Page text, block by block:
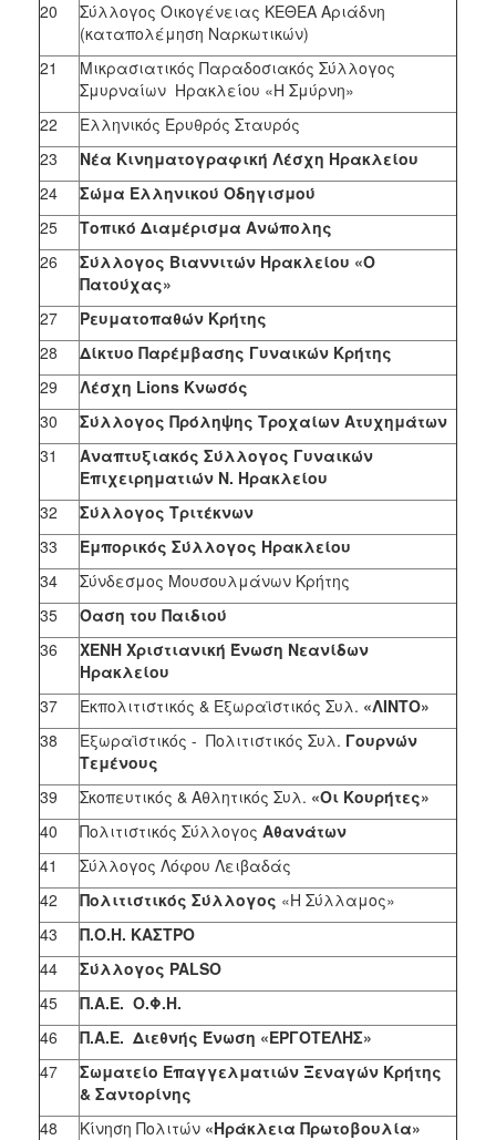
20
Σύλλογος Οικογένειας ΚΕΘΕΑ Αριάδνη
(καταπολέμηση Ναρκωτικών)
21
Μικρασιατικός Παραδοσιακός Σύλλογος
Σμυρναίων Ηρακλείου «Η Σμύρνη»
22
Ελληνικός Ερυθρός Σταυρός
23
Νέα Κινηματογραφική Λέσχη Ηρακλείου
24
Σώμα Ελληνικού Οδηγισμού
25
Τοπικό Διαμέρισμα Ανώπολης
26
Σύλλογος Βιαννιτών Ηρακλείου «Ο
Πατούχας»
27
Ρευματοπαθών Κρήτης
28
Δίκτυο Παρέμβασης Γυναικών Κρήτης
29
Λέσχη Lions Κνωσός
30
Σύλλογος Πρόληψης Τροχαίων Ατυχημάτων
31
Αναπτυξιακός Σύλλογος Γυναικών
Επιχειρηματιών Ν. Ηρακλείου
32
Σύλλογος Τριτέκνων
33
Εμπορικός Σύλλογος Ηρακλείου
34
Σύνδεσμος Μουσουλμάνων Κρήτης
35
Όαση του Παιδιού
36
ΧΕΝΗ Χριστιανική Ένωση Νεανίδων
Ηρακλείου
37
Εκπολιτιστικός & Εξωραϊστικός Συλ. «ΛΙΝΤΟ»
38
Εξωραϊστικός - Πολιτιστικός Συλ. Γουρνών
Τεμένους
39
Σκοπευτικός & Αθλητικός Συλ. «Οι Κουρήτες»
40
Πολιτιστικός Σύλλογος Αθανάτων
41
Σύλλογος Λόφου Λειβαδάς
42
Πολιτιστικός Σύλλογος «Η Σύλλαμος»
43
Π.Ο.Η. ΚΑΣΤΡΟ
44
Σύλλογος PALSO
45
Π.Α.Ε. Ο.Φ.Η.
46
Π.Α.Ε. Διεθνής Ένωση «ΕΡΓΟΤΕΛΗΣ»
47
Σωματείο Επαγγελματιών Ξεναγών Κρήτης
& Σαντορίνης
48
Κίνηση Πολιτών «Ηράκλεια Πρωτοβουλία»